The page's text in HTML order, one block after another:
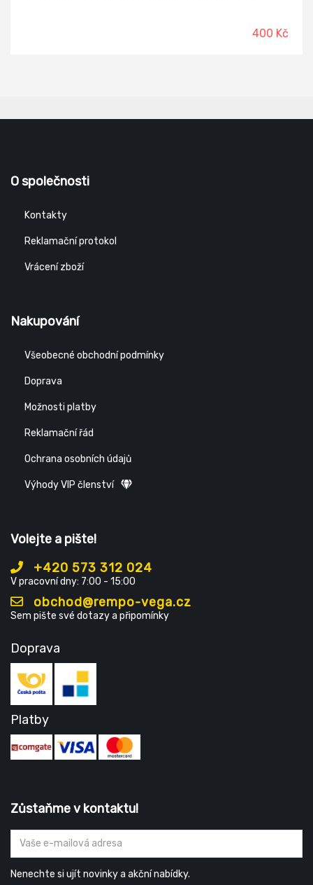
400 Kč
O společnosti
Kontakty
Reklamační protokol
Vrácení zboží
Nakupování
Všeobecné obchodní podmínky
Doprava
Možnosti platby
Reklamační řád
Ochrana osobních údajů
Výhody VIP členství
Volejte a pište!
+420 573 312 024
V pracovní dny: 7:00 - 15:00
obchod@rempo-vega.cz
Sem pište své dotazy a připomínky
Doprava
Platby
Zůstaňme v kontaktu!
Nenechte si ujít novinky a akční nabídky.